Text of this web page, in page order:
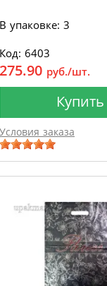
В упаковке: 3
Код: 6403
275.90 руб./шт.
Купить
Условия заказа